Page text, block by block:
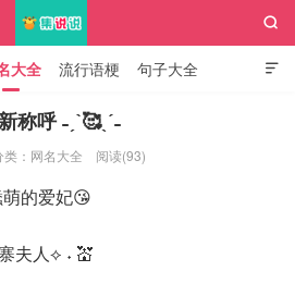

大全 流行语梗 句子大全

呼 ˗ˏˋ🥰ˎˊ˗
： 网名大全 阅读(93)
爱妃😘
人⟡ ˖ 💒